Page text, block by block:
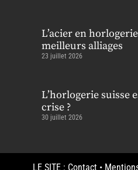
L’acier en
meilleurs alliages
23 juillet 2026
L’horlogerie suisse
crise ?
30 juillet 2026
LE SITE : Contact •